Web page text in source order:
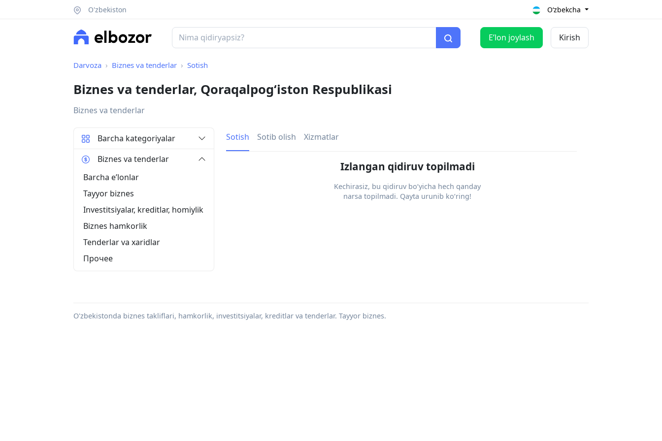
O'zbekiston O‘zbekcha
Eʼlon joylash Kirish
Darvoza Biznes va tenderlar Sotish
Biznes va tenderlar, Qoraqalpogʻiston Respublikasi
Biznes va tenderlar
Sotish Sotib olish Xizmatlar
Izlangan qidiruv topilmadi
Kechirasiz, bu qidiruv bo‘yicha hech qanday
narsa topilmadi. Qayta urunib ko‘ring!
Barcha kategoriyalar
Biznes va tenderlar
Barcha eʼlonlar
Tayyor biznes
Investitsiyalar, kreditlar, homiylik
Biznes hamkorlik
Tenderlar va xaridlar
Прочее
O'zbekistonda biznes takliflari, hamkorlik, investitsiyalar, kreditlar va tenderlar. Tayyor biznes.